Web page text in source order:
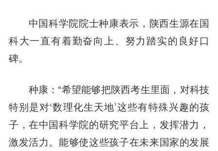
中国科学院院士种康表示，陕西生源在国
科大一直有着勤奋向上、努力踏实的良好口
碑。
种康：“希望能够把陕西考生里面，对科技
特别是对‘数理化生天地’这些有特殊兴趣的孩
子，在中国科学院的研究平台上，发挥潜力，
激发活力。能够使这些孩子在未来国家的发展